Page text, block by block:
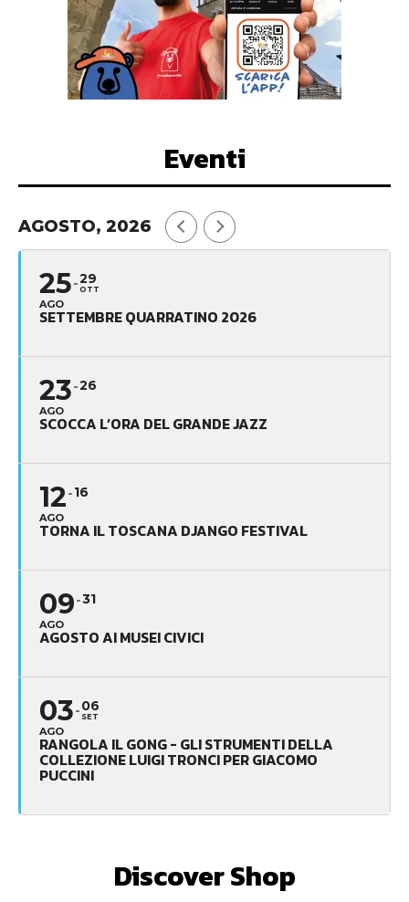
Eventi
AGOSTO, 2026
25
AGO
29
OTT
SETTEMBRE QUARRATINO 2026
23
AGO
26
SCOCCA L’ORA DEL GRANDE JAZZ
12
AGO
16
TORNA IL TOSCANA DJANGO FESTIVAL
09
AGO
31
AGOSTO AI MUSEI CIVICI
03
AGO
06
SET
RANGOLA IL GONG - GLI STRUMENTI DELLA
COLLEZIONE LUIGI TRONCI PER GIACOMO
PUCCINI
Discover Shop